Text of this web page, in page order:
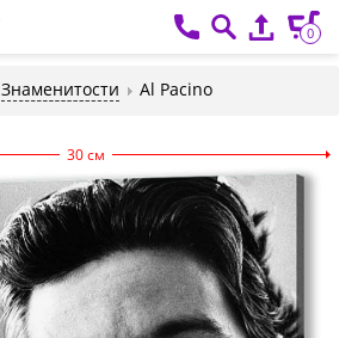
0
Знаменитости Al Pacino
30 см